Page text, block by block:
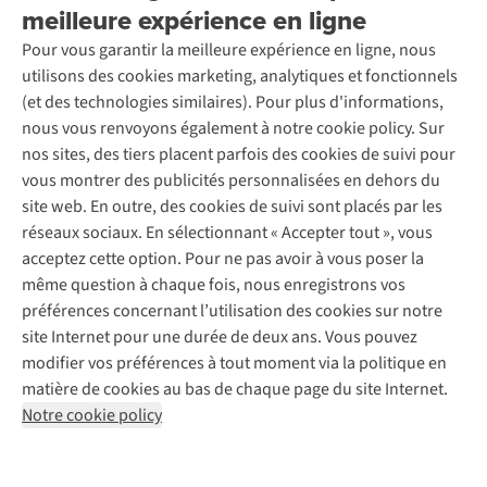
meilleure expérience en ligne
Pour vous garantir la meilleure expérience en ligne, nous
utilisons des cookies marketing, analytiques et fonctionnels
(et des technologies similaires). Pour plus d'informations,
nous vous renvoyons également à notre cookie policy. Sur
nos sites, des tiers placent parfois des cookies de suivi pour
vous montrer des publicités personnalisées en dehors du
site web. En outre, des cookies de suivi sont placés par les
réseaux sociaux. En sélectionnant « Accepter tout », vous
acceptez cette option. Pour ne pas avoir à vous poser la
même question à chaque fois, nous enregistrons vos
préférences concernant l’utilisation des cookies sur notre
site Internet pour une durée de deux ans. Vous pouvez
modifier vos préférences à tout moment via la politique en
matière de cookies au bas de chaque page du site Internet.
Notre cookie policy
Rétractation d'une commande
Entretien & réparations
Garantie
Contactez-nous
À propos d’Ayacucho
Nos magasins
À propos d’A.S.Adventure
Déclaration d'accessibilité
Seconde-main
Entretien de ski
Service de lavage
Entretien de chaussures
Réparation de chaussures
Réparation de vêtements
Retouches
Pour les entreprises
Découvrez
A.S.Magazine
Explore Camp
Expertise & conseils
Abonnez-vous à la newsletter
Suivez-nous
Mentions légales
Politique de confidentialité
Conditions générales
Cookie Policy